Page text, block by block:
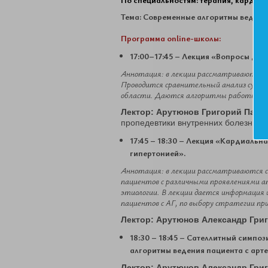
Тема: Современные алгоритмы
Программа online-школы:
17:00–17:45 – Лекция «Вопросы
Аннотация: в лекции рассматриваются
Проводится сравнительный анализ
области. Даются алгоритмы работы с
Лектор: Арутюнов Григорий
пропедевтики внутренних
17:45 – 18:30 – Лекция
гипертонией».
Аннотация: в лекции рассматриваются
пациентов с различными проявлениями
этиологии. В лекции дается информация
пациентов с АГ, по выбору стратегии
Лектор: Арутюнов Александр
18:30 – 18:45 – Сателлитный
алгоритмы ведения пациента с